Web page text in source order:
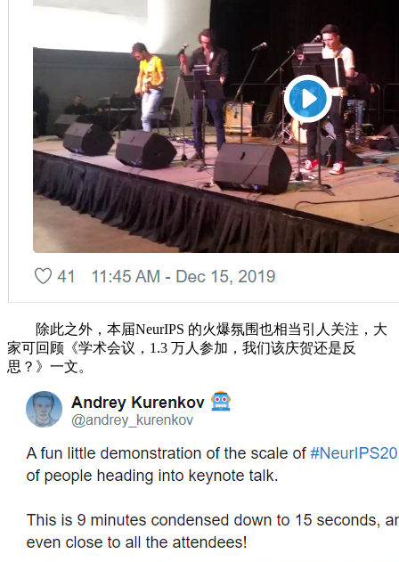
除此之外，本届NeurIPS 的火爆氛围也相当引人关注，大
家可回顾《学术会议，1.3 万人参加，我们该庆贺还是反
思？》一文。